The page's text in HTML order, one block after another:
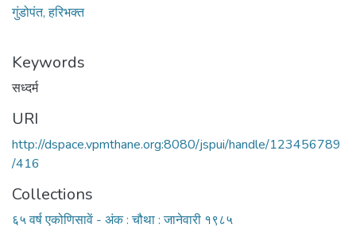
गुंडोपंत, हरिभक्‍त
Keywords
सध्दर्म
URI
http://dspace.vpmthane.org:8080/jspui/handle/123456789
/416
Collections
६५ वर्ष एकोणिसावें - अंक : चौथा : जानेवारी १९८५